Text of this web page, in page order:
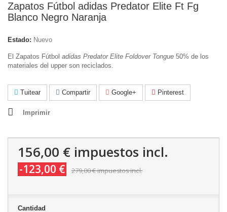
Zapatos Fútbol adidas Predator Elite Ft Fg
Blanco Negro Naranja
Estado: Nuevo
El Zapatos Fútbol adidas Predator Elite Foldover Tongue 50% de los
materiales del upper son reciclados.
Tuitear Compartir Google+ Pinterest
Imprimir
156,00 € impuestos incl.
-123,00 € 279,00 €impuestos incl.
Cantidad